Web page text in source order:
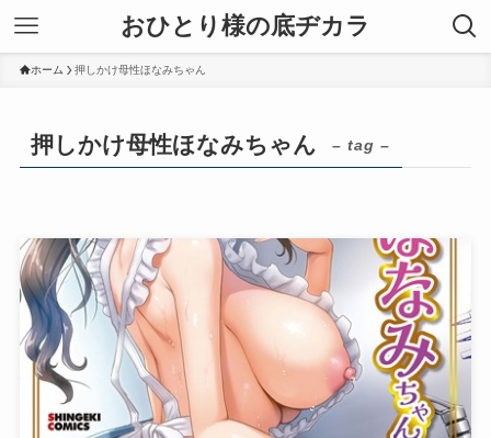
おひとり様の底ヂカラ
ホーム 押しかけ母性ほなみちゃん
押しかけ母性ほなみちゃん – tag –